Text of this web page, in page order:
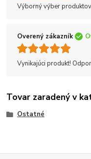
Výborný výber
Overený zákazník
Vynikajúci produkt!
Tovar zaradený v
Ostatné